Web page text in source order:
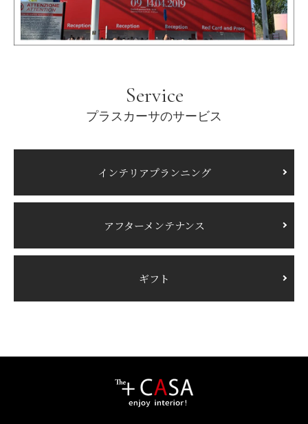
Service
プラスカーサのサービス
インテリアプランニング
アフターメンテナンス
ギフト